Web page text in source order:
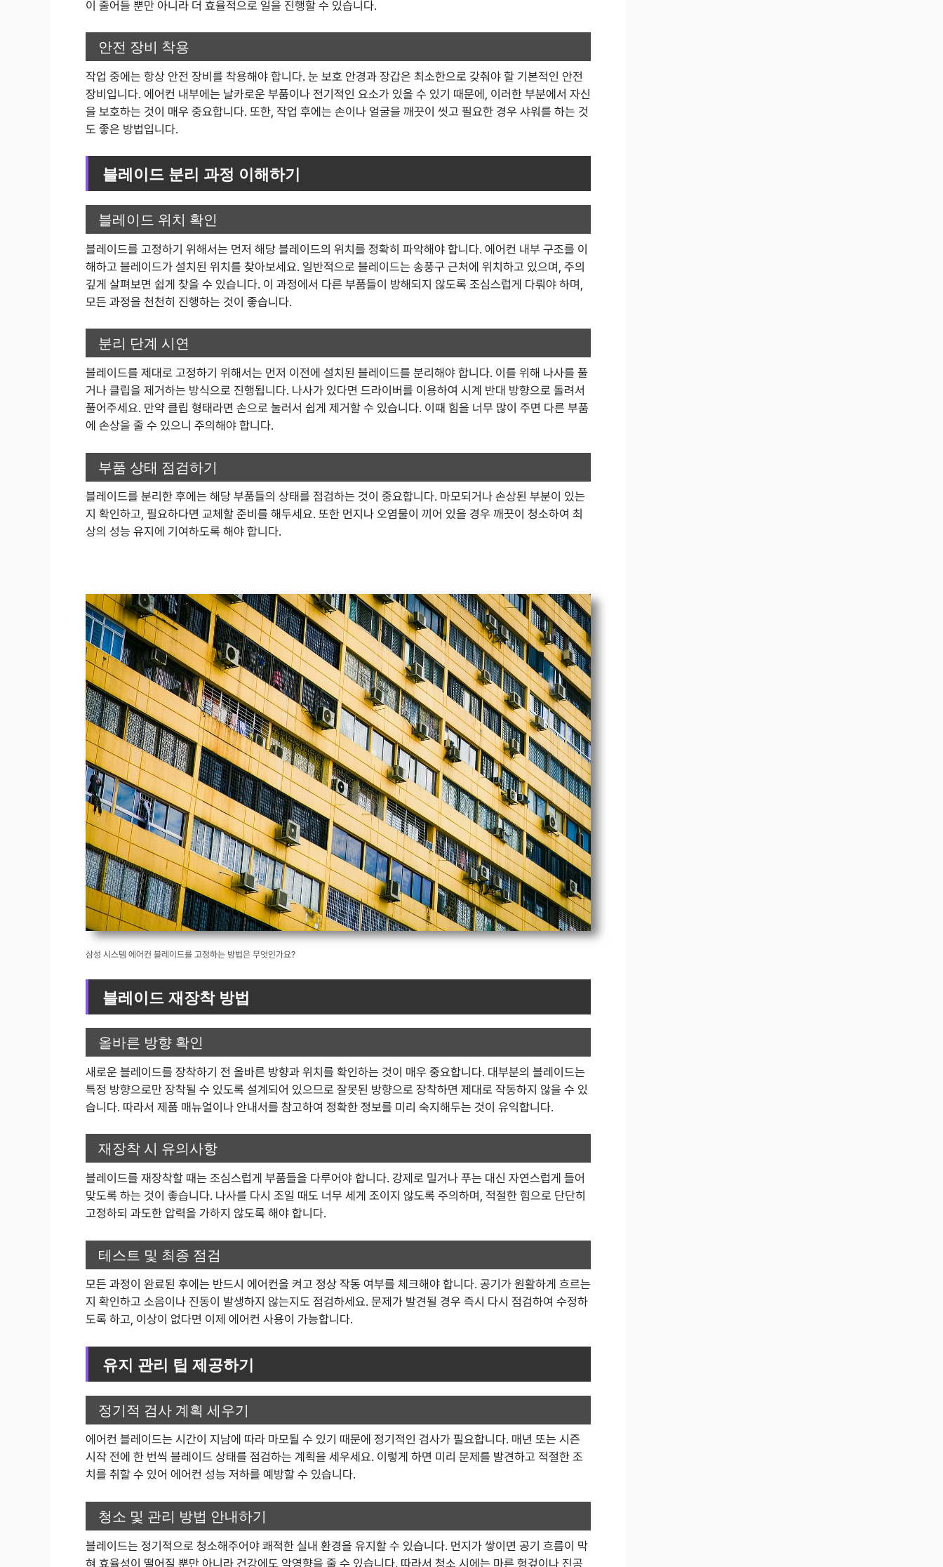
이 줄어들 뿐만 아니라 더 효율적으로 일을 진행할 수 있습니다.
안전 장비 착용
작업 중에는 항상 안전 장비를 착용해야 합니다. 눈 보호 안경과 장갑은 최소한으로 갖춰야 할 기본적인 안전
장비입니다. 에어컨 내부에는 날카로운 부품이나 전기적인 요소가 있을 수 있기 때문에, 이러한 부분에서 자신
을 보호하는 것이 매우 중요합니다. 또한, 작업 후에는 손이나 얼굴을 깨끗이 씻고 필요한 경우 샤워를 하는 것
도 좋은 방법입니다.
블레이드 분리 과정 이해하기
블레이드 위치 확인
블레이드를 고정하기 위해서는 먼저 해당 블레이드의 위치를 정확히 파악해야 합니다. 에어컨 내부 구조를 이
해하고 블레이드가 설치된 위치를 찾아보세요. 일반적으로 블레이드는 송풍구 근처에 위치하고 있으며, 주의
깊게 살펴보면 쉽게 찾을 수 있습니다. 이 과정에서 다른 부품들이 방해되지 않도록 조심스럽게 다뤄야 하며,
모든 과정을 천천히 진행하는 것이 좋습니다.
분리 단계 시연
블레이드를 제대로 고정하기 위해서는 먼저 이전에 설치된 블레이드를 분리해야 합니다. 이를 위해 나사를 풀
거나 클립을 제거하는 방식으로 진행됩니다. 나사가 있다면 드라이버를 이용하여 시계 반대 방향으로 돌려서
풀어주세요. 만약 클립 형태라면 손으로 눌러서 쉽게 제거할 수 있습니다. 이때 힘을 너무 많이 주면 다른 부품
에 손상을 줄 수 있으니 주의해야 합니다.
부품 상태 점검하기
블레이드를 분리한 후에는 해당 부품들의 상태를 점검하는 것이 중요합니다. 마모되거나 손상된 부분이 있는
지 확인하고, 필요하다면 교체할 준비를 해두세요. 또한 먼지나 오염물이 끼어 있을 경우 깨끗이 청소하여 최
상의 성능 유지에 기여하도록 해야 합니다.
삼성 시스템 에어컨 블레이드를 고정하는 방법은 무엇인가요?
블레이드 재장착 방법
올바른 방향 확인
새로운 블레이드를 장착하기 전 올바른 방향과 위치를 확인하는 것이 매우 중요합니다. 대부분의 블레이드는
특정 방향으로만 장착될 수 있도록 설계되어 있으므로 잘못된 방향으로 장착하면 제대로 작동하지 않을 수 있
습니다. 따라서 제품 매뉴얼이나 안내서를 참고하여 정확한 정보를 미리 숙지해두는 것이 유익합니다.
재장착 시 유의사항
블레이드를 재장착할 때는 조심스럽게 부품들을 다루어야 합니다. 강제로 밀거나 푸는 대신 자연스럽게 들어
맞도록 하는 것이 좋습니다. 나사를 다시 조일 때도 너무 세게 조이지 않도록 주의하며, 적절한 힘으로 단단히
고정하되 과도한 압력을 가하지 않도록 해야 합니다.
테스트 및 최종 점검
모든 과정이 완료된 후에는 반드시 에어컨을 켜고 정상 작동 여부를 체크해야 합니다. 공기가 원활하게 흐르는
지 확인하고 소음이나 진동이 발생하지 않는지도 점검하세요. 문제가 발견될 경우 즉시 다시 점검하여 수정하
도록 하고, 이상이 없다면 이제 에어컨 사용이 가능합니다.
유지 관리 팁 제공하기
정기적 검사 계획 세우기
에어컨 블레이드는 시간이 지남에 따라 마모될 수 있기 때문에 정기적인 검사가 필요합니다. 매년 또는 시즌
시작 전에 한 번씩 블레이드 상태를 점검하는 계획을 세우세요. 이렇게 하면 미리 문제를 발견하고 적절한 조
치를 취할 수 있어 에어컨 성능 저하를 예방할 수 있습니다.
청소 및 관리 방법 안내하기
블레이드는 정기적으로 청소해주어야 쾌적한 실내 환경을 유지할 수 있습니다. 먼지가 쌓이면 공기 흐름이 막
혀 효율성이 떨어질 뿐만 아니라 건강에도 악영향을 줄 수 있습니다. 따라서 청소 시에는 마른 헝겊이나 진공